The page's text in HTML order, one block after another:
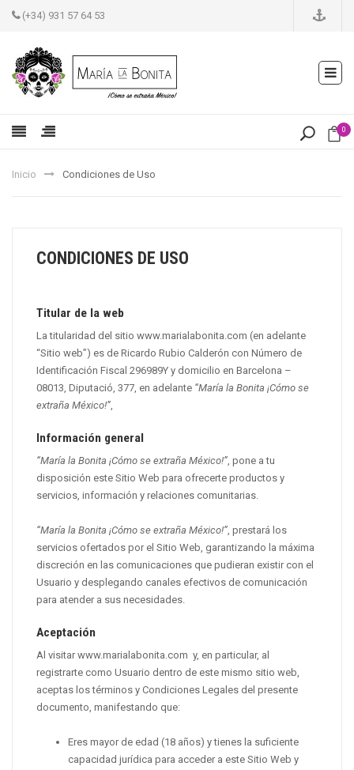
(+34) 931 57 64 53
0
Inicio Condiciones de Uso
CONDICIONES DE USO
Titular de la web
La titularidad del sitio www.marialabonita.com (en adelante
“Sitio web”) es de Ricardo Rubio Calderón con Número de
Identificación Fiscal 296989Y y domicilio en Barcelona –
08013, Diputació, 377, en adelante “María la Bonita ¡Cómo se
extraña México!”,
Información general
“María la Bonita ¡Cómo se extraña México!”, pone a tu
disposición este Sitio Web para ofrecerte productos y
servicios, información y relaciones comunitarias.
“María la Bonita ¡Cómo se extraña México!”, prestará los
servicios ofertados por el Sitio Web, garantizando la máxima
discreción en las comunicaciones que pudieran existir con el
Usuario y desplegando canales efectivos de comunicación
para atender a sus necesidades.
Aceptación
Al visitar www.marialabonita.com y, en particular, al
registrarte como Usuario dentro de este mismo sitio web,
aceptas los términos y Condiciones Legales del presente
documento, manifestando que:
Eres mayor de edad (18 años) y tienes la suficiente
capacidad jurídica para acceder a este Sitio Web y